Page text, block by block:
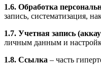
1.6. Обработка
запись, систематизация,
1.7. Учетная запись
личным данным и
1.8. Ссылка – часть